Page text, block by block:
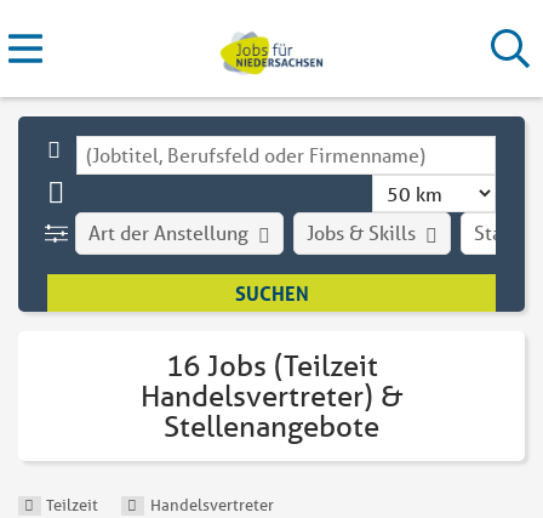
Stadt
Art der Anstellung Jobs & Skills
16 Jobs (Teilzeit
Handelsvertreter) &
Stellenangebote
Teilzeit Handelsvertreter